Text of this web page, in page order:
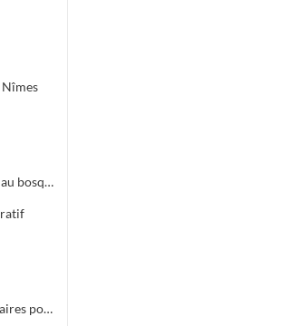
Remboursement frais de transport d'un portail destiné au bosquet
Traité Girard libraire pour fournitures scolaires nécessaires pour l'année 1939